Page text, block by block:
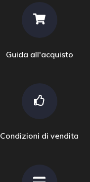
Guida all'acquisto
Condizioni di vendita